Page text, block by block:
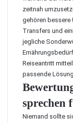
zeitnah
gehören bessere
Transfers und
jegliche
Reiseantritt
passende
sprechen
Niemand sollte